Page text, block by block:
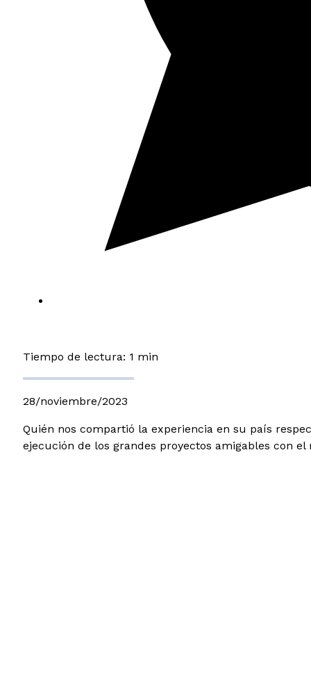
Tiempo de lectura: 1 min
28/noviembre/2023
Quién nos compartió la experiencia en su país
ejecución de los grandes proyectos amigables con el